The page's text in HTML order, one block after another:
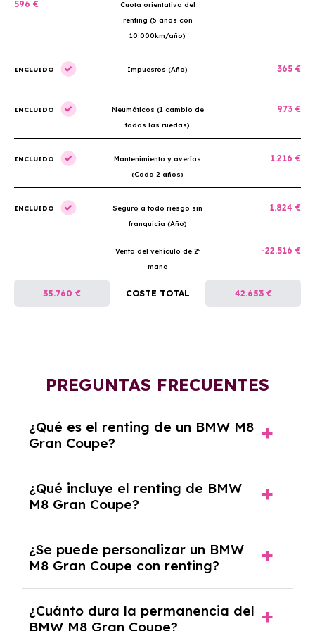
596 €
Cuota orientativa del
renting (5 años con
10.000km/año)
INCLUIDO Impuestos (Año) 365 €
INCLUIDO
Neumáticos (1 cambio de
todas las ruedas)
973 €
INCLUIDO
Mantenimiento y averías
(Cada 2 años)
1.216 €
INCLUIDO
Seguro a todo riesgo sin
franquicia (Año)
1.824 €
Venta del vehículo de 2ª
mano
-22.516 €
35.760 € COSTE TOTAL 42.653 €
PREGUNTAS FRECUENTES
¿Qué es el renting de un BMW M8
Gran Coupe?
contrato de alquiler a largo plazo en el que
pagas una cuota mensual fija por el uso del
coche durante un periodo determinado,
generalmente entre 2 y 5 años.
¿Qué incluye el renting de BMW
M8 Gran Coupe?
seguro a todo riesgo, mantenimiento,
reparaciones, impuestos, asistencia en
carretera y gestión de la documentación.
¿Se puede personalizar un BMW
M8 Gran Coupe con renting?
opciones y equipamiento adicional, siempre y
¿Cuánto dura la permanencia del
BMW M8 Gran Coupe?